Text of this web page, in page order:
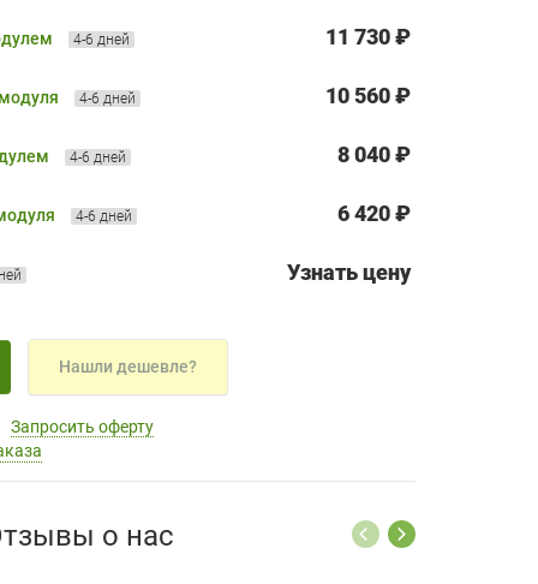
4-6 дней 11 730 ₽
4-6 дней 10 560 ₽
4-6 дней 8 040 ₽
4-6 дней 6 420 ₽
Узнать цену
Нашли дешевле?
Запросить оферту
о нас